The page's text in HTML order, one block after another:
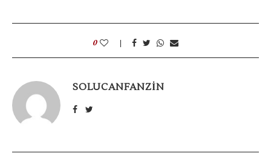
0
SOLUCANFANZIN